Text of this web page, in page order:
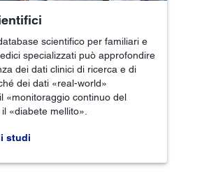
scientifico per familiari e
specializzati può approfondire
dei dati clinici di ricerca e di
dei dati «real-world»
«monitoraggio continuo del
«diabete mellito».
studi